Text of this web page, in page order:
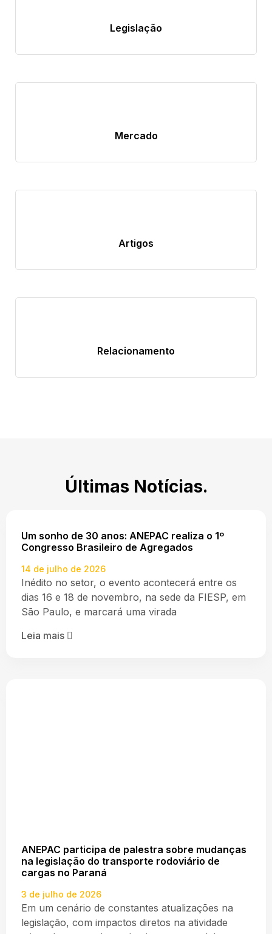
Legislação
Mercado
Artigos
Relacionamento
Últimas Notícias.
Um sonho de 30 anos: ANEPAC realiza o 1º
Congresso Brasileiro de Agregados
14 de julho de 2026
Inédito no setor, o evento acontecerá entre os
dias 16 e 18 de novembro, na sede da FIESP, em
São Paulo, e marcará uma virada
Leia mais
ANEPAC participa de palestra sobre mudanças
na legislação do transporte rodoviário de
cargas no Paraná
3 de julho de 2026
Em um cenário de constantes atualizações na
legislação, com impactos diretos na atividade